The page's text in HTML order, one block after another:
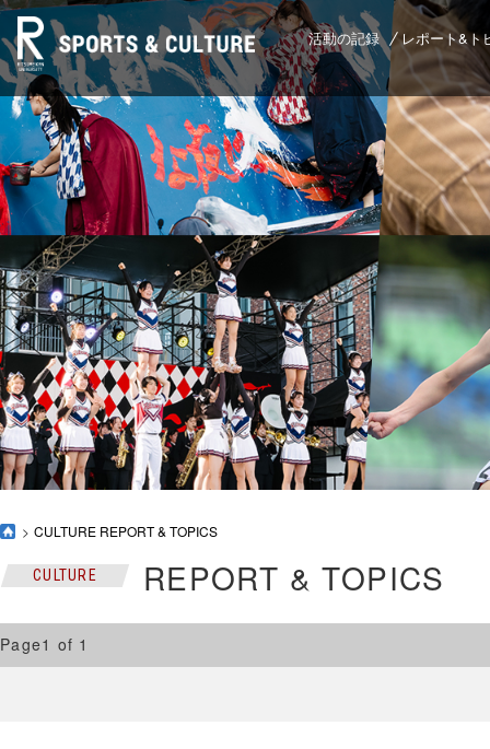
活動の記録 レポート&ト
CULTURE REPORT & TOPICS
CULTURE REPORT & TOPICS
Page1 of 1